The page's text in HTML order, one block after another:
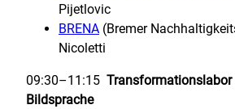
Pijetlovic
BRENA (Bremer
Nicoletti
09:30–11:15 Transformationslabor
Bildsprache